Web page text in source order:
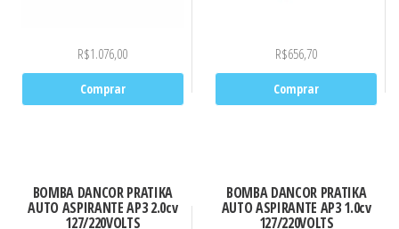
R$1.076,00
Comprar
R$656,70
Comprar
BOMBA DANCOR PRATIKA
AUTO ASPIRANTE AP3 2.0cv
127/220VOLTS
BOMBA DANCOR PRATIKA
AUTO ASPIRANTE AP3 1.0cv
127/220VOLTS